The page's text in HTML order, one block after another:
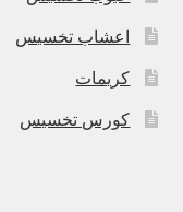
اعشاب تخسيس
كريمات
كورس تخسيس